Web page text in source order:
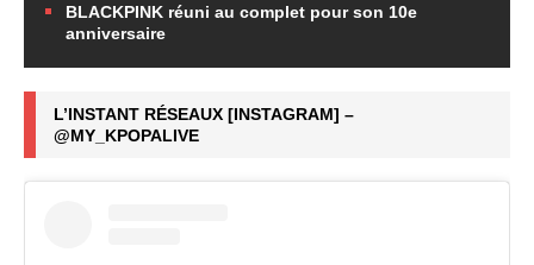
BLACKPINK réuni au complet pour son 10e
anniversaire
L’INSTANT RÉSEAUX [INSTAGRAM] –
@MY_KPOPALIVE